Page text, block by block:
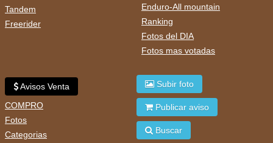
Tandem
Freerider
Enduro-All mountain
Ranking
Fotos del DIA
Fotos mas votadas
Avisos Venta
COMPRO
Fotos
Categorias
Subir foto
Publicar aviso
Buscar